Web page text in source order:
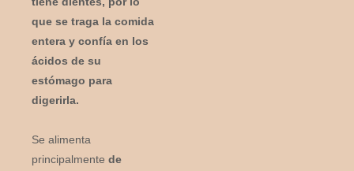
que se traga la comida
entera y confía en los
ácidos de su
estómago para
digerirla.
Se alimenta
principalmente de